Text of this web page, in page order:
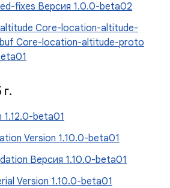
fixes Версия 1.0.0-beta02
Core-location-altitude-
Core-location-altitude-proto
.
1.12.0-beta01
Version 1.10.0-beta01
Версия 1.10.0-beta01
Version 1.10.0-beta01